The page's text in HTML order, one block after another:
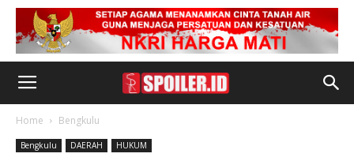
Home Bengkulu
Bengkulu DAERAH HUKUM